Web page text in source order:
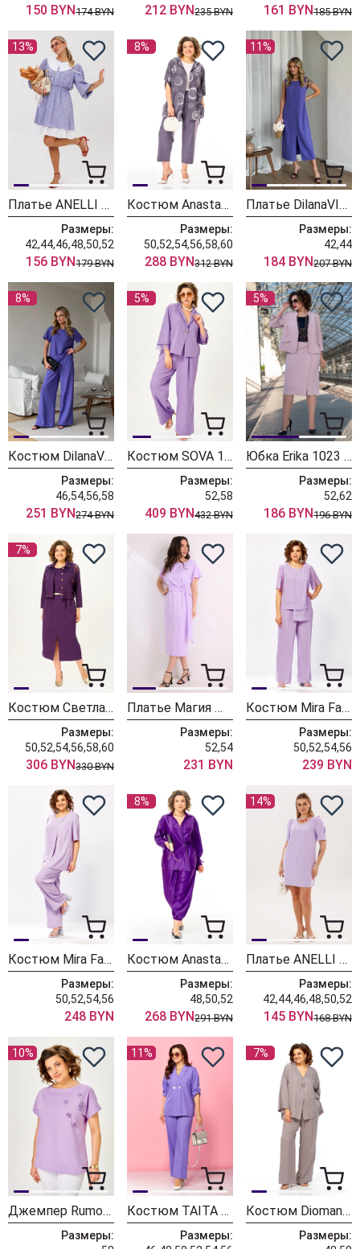
150 BYN174 BYN 212 BYN235 BYN 161 BYN185 BYN
13%
Платье ANELLI LAUREL 1644 мимоза
Размеры:
42,44,46,48,50,52
156 BYN179 BYN
8%
Костюм Anastasia 1371 фиолетовый
Размеры:
50,52,54,56,58,60
288 BYN312 BYN
11%
Платье DilanaVIP 2145 сиреневый
Размеры:
42,44
184 BYN207 BYN
8%
Костюм DilanaVIP 2144 сиреневый
Размеры:
46,54,56,58
251 BYN274 BYN
5%
Костюм SOVA 11334 лаванда
Размеры:
52,58
409 BYN432 BYN
5%
Юбка Erika 1023 фиолетовая
Размеры:
52,62
186 BYN196 BYN
7%
Костюм Светлана-Стиль 2161 фиолетовый
Размеры:
50,52,54,56,58,60
306 BYN330 BYN
Платье Магия Моды 2452 лаванда
Размеры:
52,54
231 BYN
Костюм Mira Fashion 5689
Размеры:
50,52,54,56
239 BYN
Костюм Mira Fashion 5688
Размеры:
50,52,54,56
248 BYN
8%
Костюм Anastasia 1358 королевский пурпурный
Размеры:
48,50,52
268 BYN291 BYN
14%
Платье ANELLI LAUREL 1633 сицилийская сирень
Размеры:
42,44,46,48,50,52
145 BYN168 BYN
10%
Джемпер Rumoda 2288 сиреневый
Размеры:
11%
Костюм TAITA PLUS 2414/5 сирень
Размеры:
7%
Костюм Diomant 2164 лаванда
Размеры: